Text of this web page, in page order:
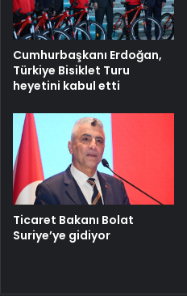
Cumhurbaşkanı Erdoğan,
Türkiye Bisiklet Turu
heyetini kabul etti
Ticaret Bakanı Bolat
Suriye’ye gidiyor